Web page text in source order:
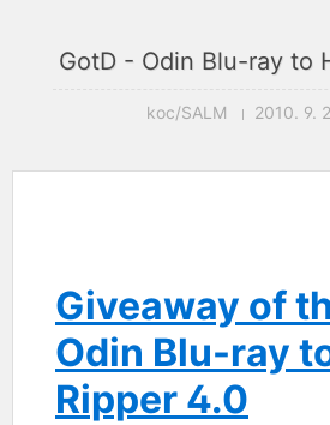
GotD - Odin Blu-ray to
koc/SALM 2010. 9.
Giveaway of
Odin Blu-ray
Ripper 4.0